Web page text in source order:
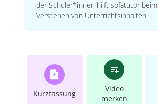
der Schüler*innen hilft sofatutor beim
Verstehen von Unterrichtsinhalten.
Kurzfassung
Video
merken